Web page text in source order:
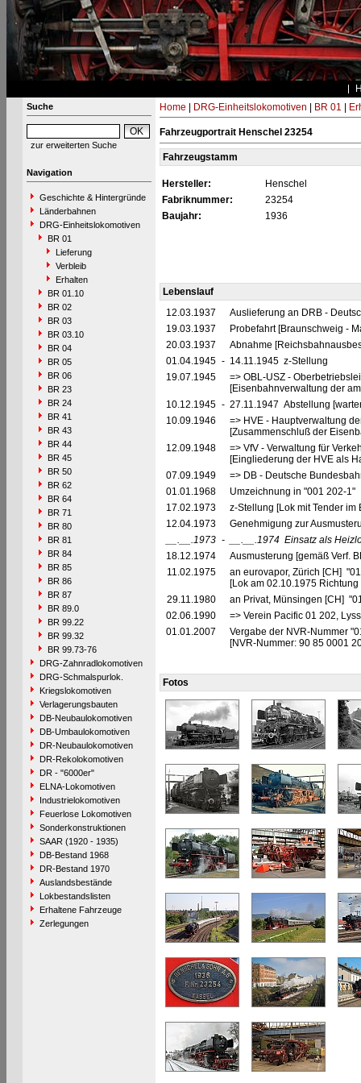
Suche
zur erweiterten Suche
Navigation
Geschichte & Hintergründe
Länderbahnen
DRG-Einheitslokomotiven
BR 01
Lieferung
Verbleib
Erhalten
BR 01.10
BR 02
BR 03
BR 03.10
BR 04
BR 05
BR 06
BR 23
BR 24
BR 41
BR 43
BR 44
BR 45
BR 50
BR 62
BR 64
BR 71
BR 80
BR 81
BR 84
BR 85
BR 86
BR 87
BR 89.0
BR 99.22
BR 99.32
BR 99.73-76
DRG-Zahnradlokomotiven
DRG-Schmalspurlok.
Kriegslokomotiven
Verlagerungsbauten
DB-Neubaulokomotiven
DB-Umbaulokomotiven
DR-Neubaulokomotiven
DR-Rekolokomotiven
DR - "6000er"
ELNA-Lokomotiven
Industrielokomotiven
Feuerlose Lokomotiven
Sonderkonstruktionen
SAAR (1920 - 1935)
DB-Bestand 1968
DR-Bestand 1970
Auslandsbestände
Lokbestandslisten
Erhaltene Fahrzeuge
Zerlegungen
Home DRG-Einheitslokomotiven BR 01
Fahrzeugportrait Henschel 23254
Fahrzeugstamm
Hersteller:
Henschel
Fabriknummer:
23254
Baujahr:
1936
Lebenslauf
12.03.1937
Auslieferung an DRB -
19.03.1937
Probefahrt [Braunschweig -
20.03.1937
Abnahme
01.04.1945 - 14.11.1945 z-Stellung
19.07.1945
=> OBL-USZ -
[Eisenbahnverwaltung der
10.12.1945 - 27.11.1947 Abstellung
10.09.1946
=> HVE - Hauptverwaltung
[Zusammenschluß der
12.09.1948
=> VfV - Verwaltung für
[Eingliederung der HVE als
07.09.1949
=> DB - Deutsche
01.01.1968
Umzeichnung in "001 202-1"
17.02.1973
z-Stellung [Lok mit Tender im
12.04.1973
Genehmigung zur
__.__.1973 - __.__.1974 Einsatz als
18.12.1974
Ausmusterung [gemäß Verf.
11.02.1975
an eurovapor, Zürich [CH]
[Lok am 02.10.1975
29.11.1980
an Privat, Münsingen [CH]
02.06.1990
=> Verein Pacific 01 202,
01.01.2007
Vergabe der NVR-Nummer
[NVR-Nummer: 90 85 0001
Fotos